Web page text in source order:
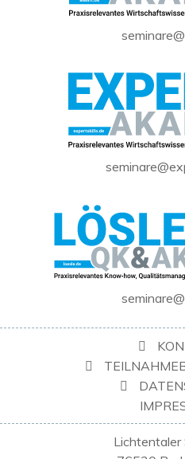
Lichtentaler